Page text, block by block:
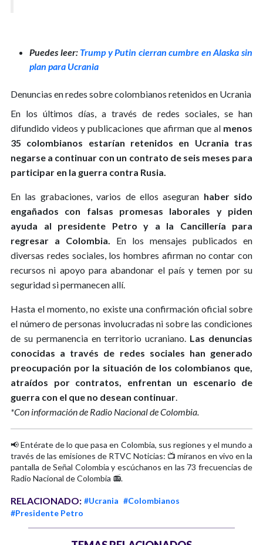
Puedes leer: Trump y Putin cierran cumbre en Alaska sin
plan para Ucrania
Denuncias en redes sobre colombianos retenidos en Ucrania
En los últimos días, a través de redes sociales, se han
difundido videos y publicaciones que afirman que al menos
35 colombianos estarían retenidos en Ucrania tras
negarse a continuar con un contrato de seis meses para
participar en la guerra contra Rusia.
En las grabaciones, varios de ellos aseguran haber sido
engañados con falsas promesas laborales y piden
ayuda al presidente Petro y a la Cancillería para
regresar a Colombia. En los mensajes publicados en
diversas redes sociales, los hombres afirman no contar con
recursos ni apoyo para abandonar el país y temen por su
seguridad si permanecen allí.
Hasta el momento, no existe una confirmación oficial sobre
el número de personas involucradas ni sobre las condiciones
de su permanencia en territorio ucraniano. Las denuncias
conocidas a través de redes sociales han generado
preocupación por la situación de los colombianos que,
atraídos por contratos, enfrentan un escenario de
guerra con el que no desean continuar
*Con información de Radio Nacional de Colombia.
📢 Entérate de lo que pasa en Colombia, sus regiones y el mundo a
través de las emisiones de RTVC Noticias: 📺 míranos en vivo en la
pantalla de Señal Colombia y escúchanos en las 73 frecuencias de
Radio Nacional de Colombia 📻.
RELACIONADO: #Ucrania #Colombianos
#Presidente Petro